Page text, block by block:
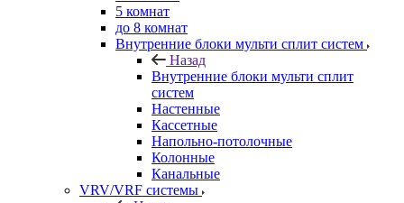
5 комнат
до 8 комнат
Внутренние блоки мульти сплит систем
Назад
Внутренние блоки мульти сплит
систем
Настенные
Кассетные
Напольно-потолочные
Колонные
Канальные
VRV/VRF системы